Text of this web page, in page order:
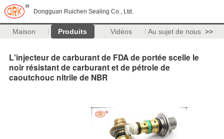
Dongguan Ruichen Sealing Co., Ltd.
Maison Produits Vidéos Au sujet de nous >>
L'injecteur de carburant de FDA de portée scelle le
noir résistant de carburant et de pétrole de
caoutchouc nitrile de NBR